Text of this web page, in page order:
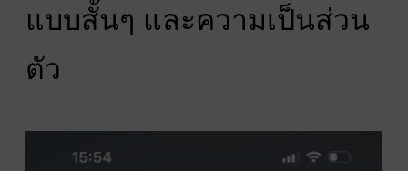
แบบสั้นๆ และความเป็นส่วน
ตัว